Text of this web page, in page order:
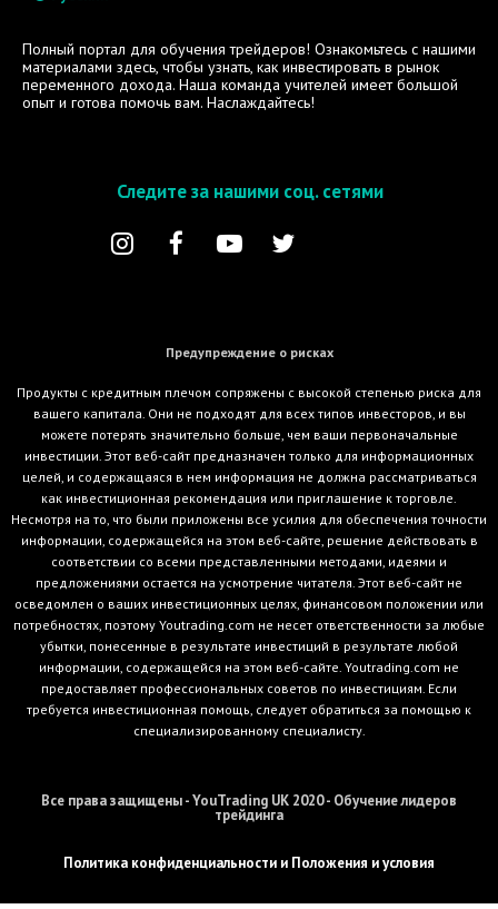
Полный портал для обучения трейдеров! Ознакомьтесь с нашими
материалами здесь, чтобы узнать, как инвестировать в рынок
переменного дохода. Наша команда учителей имеет большой
опыт и готова помочь вам. Наслаждайтесь!
Следите за нашими соц. сетями
Предупреждение о рисках
Продукты с кредитным плечом сопряжены с высокой степенью риска для
вашего капитала. Они не подходят для всех типов инвесторов, и вы
можете потерять значительно больше, чем ваши первоначальные
инвестиции. Этот веб-сайт предназначен только для информационных
целей, и содержащаяся в нем информация не должна рассматриваться
как инвестиционная рекомендация или приглашение к торговле.
Несмотря на то, что были приложены все усилия для обеспечения точности
информации, содержащейся на этом веб-сайте, решение действовать в
соответствии со всеми представленными методами, идеями и
предложениями остается на усмотрение читателя. Этот веб-сайт не
осведомлен о ваших инвестиционных целях, финансовом положении или
потребностях, поэтому Youtrading.com не несет ответственности за любые
убытки, понесенные в результате инвестиций в результате любой
информации, содержащейся на этом веб-сайте. Youtrading.com не
предоставляет профессиональных советов по инвестициям. Если
требуется инвестиционная помощь, следует обратиться за помощью к
специализированному специалисту.
Все права защищены - YouTrading UK 2020 - Обучение лидеров
трейдинга
Политика конфиденциальности и Положения и условия